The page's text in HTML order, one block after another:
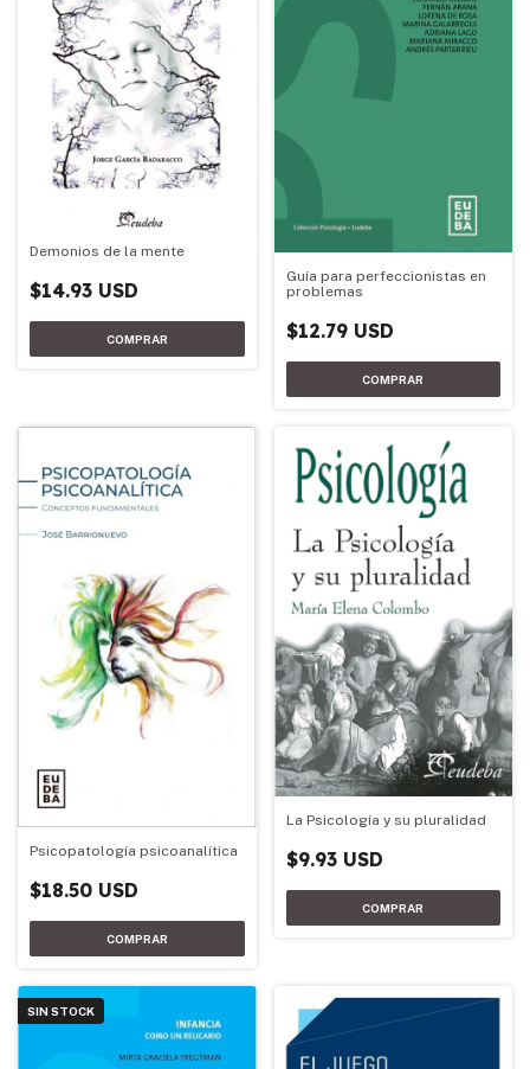
Demonios de la mente
$14.93 USD
Guía para perfeccionistas en
problemas
$12.79 USD
Psicopatología psicoanalítica
$18.50 USD
La Psicología y su pluralidad
$9.93 USD
SIN STOCK